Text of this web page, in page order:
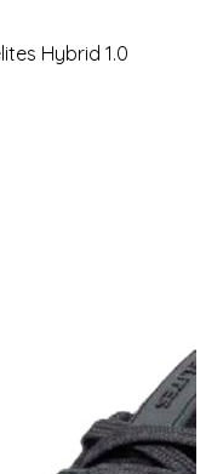
Hybrid 1.0